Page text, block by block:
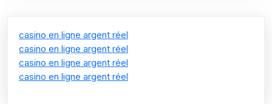
casino en ligne argent réel
casino en ligne argent réel
casino en ligne argent réel
casino en ligne argent réel